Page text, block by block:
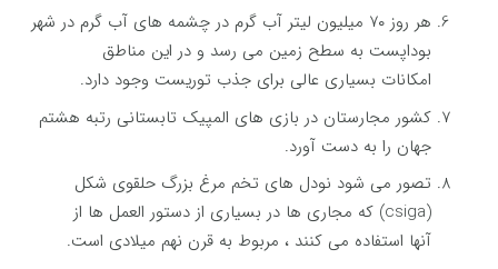
هر روز ۷۰ میلیون لیتر آب گرم در چشمه های آب گرم در شهر
بوداپست به سطح زمین می رسد و در این مناطق
امکانات بسیاری عالی برای جذب توریست وجود دارد.
کشور مجارستان در بازی های المپیک تابستانی رتبه هشتم
جهان را به دست آورد.
تصور می شود نودل های تخم مرغ بزرگ حلقوی شکل
(csiga) که مجاری ها در بسیاری از دستور العمل ها از
آنها استفاده می کنند ، مربوط به قرن نهم میلادی است.